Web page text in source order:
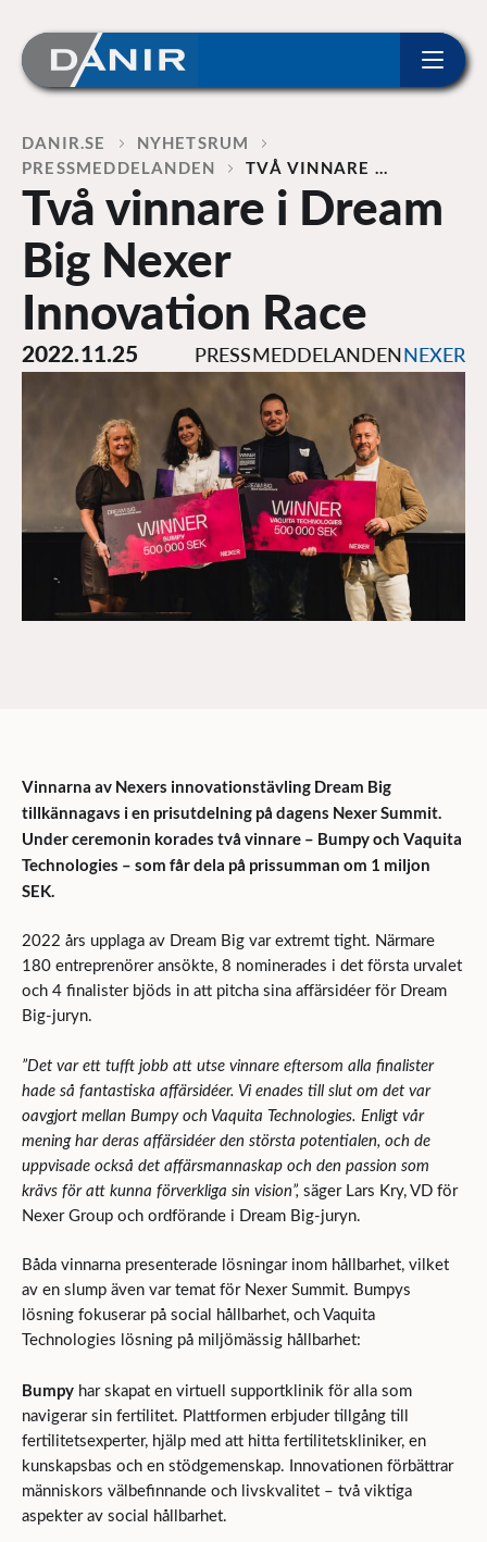
Home
DANIR
NYHETSRUM
PRESSMEDDELANDEN
TVÅ VINNARE …
Två vinnare i Dream
Big Nexer
Innovation Race
2022.11.25 PRESSMEDDELANDENNEXER
Vinnarna av Nexers innovationstävling Dream Big
tillkännagavs i en prisutdelning på dagens Nexer Summit.
Underceremonin korades två vinnare – Bumpy och Vaquita
Technologies – som får dela på prissumman om 1 miljon
SEK.
2022 års upplaga av Dream Big var extremt tight. Närmare
180 entreprenörer ansökte, 8 nominerades i det första urvalet
och 4 finalister bjöds in att pitcha sina affärsidéer för Dream
Big-juryn.
”Det var ett tufft jobb att utse vinnare eftersom alla finalister
hade så fantastiska affärsidéer. Vi enades till slut om det var
oavgjort mellan Bumpy och Vaquita Technologies. Enligt vår
mening har deras affärsidéer den största potentialen, och de
uppvisade också det affärsmannaskap och den passion som
krävs för att kunna förverkliga sin vision”, säger Lars Kry, VD för
Nexer Group och ordförande i Dream Big-juryn.
Båda vinnarna presenterade lösningar inom hållbarhet, vilket
av en slump även var temat för Nexer Summit. Bumpys
lösning fokuserar på social hållbarhet, och Vaquita
Technologies lösning på miljömässig hållbarhet:
Bumpy har skapat en virtuell supportklinik för alla som
navigerar sin fertilitet. Plattformen erbjuder tillgång till
fertilitetsexperter, hjälp med att hitta fertilitetskliniker, en
kunskapsbas och en stödgemenskap. Innovationen förbättrar
människors välbefinnande och livskvalitet – två viktiga
aspekter av social hållbarhet.